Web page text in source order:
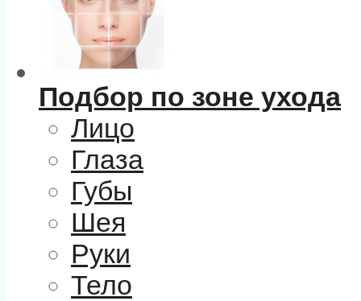
Подбор по зоне ухода
Лицо
Глаза
Губы
Шея
Руки
Тело